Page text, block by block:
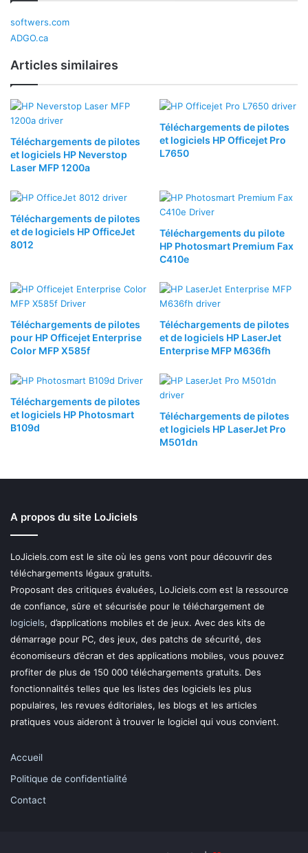
softwers.com
ADGO.ca
Articles similaires
Téléchargements de pilotes
et logiciels HP Neverstop
Laser MFP 1200a
Téléchargements de pilotes
et logiciels HP Officejet Pro
L7650
Téléchargements de pilotes
et de logiciels HP OfficeJet
8012
Téléchargements du pilote
HP Photosmart Premium Fax
C410e
Téléchargements de pilotes
pour HP Officejet Enterprise
Color MFP X585f
Téléchargements de pilotes
et de logiciels HP LaserJet
Enterprise MFP M636fh
Téléchargements de pilotes
et logiciels HP Photosmart
B109d
Téléchargements de pilotes
et logiciels HP LaserJet Pro
M501dn
A propos du site LoJiciels
LoJiciels.com est le site où les gens vont pour découvrir des
téléchargements légaux gratuits.
Proposant des critiques évaluées, LoJiciels.com est la ressource
de confiance, sûre et sécurisée pour le téléchargement de
logiciels, d’applications mobiles et de jeux. Avec des kits de
démarrage pour PC, des jeux, des patchs de sécurité, des
économiseurs d’écran et des applications mobiles, vous pouvez
profiter de plus de 150 000 téléchargements gratuits. Des
fonctionnalités telles que les listes des logiciels les plus
populaires, les revues éditoriales, les blogs et les articles
pratiques vous aideront à trouver le logiciel qui vous convient.
Accueil
Politique de confidentialité
Contact